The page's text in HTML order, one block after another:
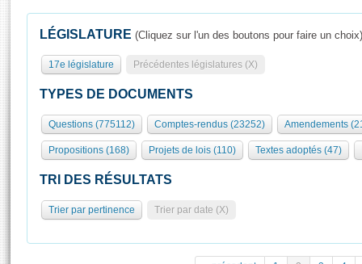
Présidence
577 députés
Groupes politiques
Séance publique
Commissions et autres organes
Europe et International
Pétitions
Rôle et pouvoirs de l'Assemblée
Organisation de l'Assemblée
Présidence Conférence des Présidents Bureau Collège des
Statistiques et chiffres clés
Visiter l'Assemblée
Visite virtuelle du palais Bourbon
Assister à une séance
LÉGISLATURE (Cliquez sur l'un des boutons pour faire un choix)
17e législature Précédentes législatures (X)
TYPES DE DOCUMENTS
Questions (775112) Comptes-rendus (23252) Amendements
Propositions (168) Projets de lois (110) Textes adoptés (47)
TRI DES RÉSULTATS
Trier par pertinence Trier par date (X)